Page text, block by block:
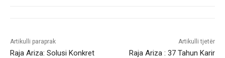
Artikulli paraprak
Raja Ariza: Solusi Konkret
Artikulli tjetër
Raja Ariza : 37 Tahun Karir